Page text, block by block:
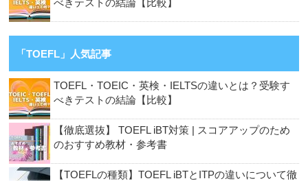
「TOEFL」人気記事
TOEFL・TOEIC・英検・IELTSの違いとは？受験す
べきテストの結論【比較】
【徹底選抜】 TOEFL iBT対策 | スコアアップのため
のおすすめ教材・参考書
【TOEFLの種類】TOEFL iBTとITPの違いについて徹